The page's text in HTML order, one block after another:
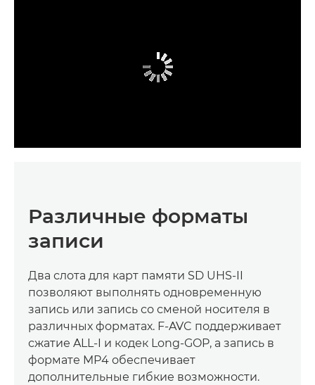
Различные форматы
записи
Два слота для карт памяти SD UHS-II
позволяют выполнять одновременную
запись или запись со сменой носителя в
различных форматах. F-AVC поддерживает
сжатие ALL-I и кодек Long-GOP, а запись в
формате MP4 обеспечивает
дополнительные гибкие возможности.